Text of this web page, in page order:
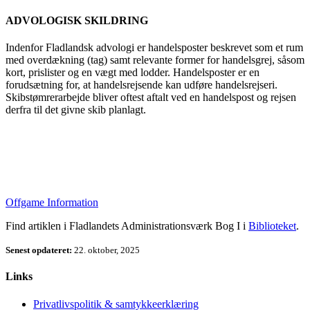
ADVOLOGISK SKILDRING
Indenfor Fladlandsk advologi er handelsposter beskrevet som et rum
med overdækning (tag) samt relevante former for handelsgrej, såsom
kort, prislister og en vægt med lodder. Handelsposter er en
forudsætning for, at handelsrejsende kan udføre handelsrejseri.
Skibstømrerarbejde bliver oftest aftalt ved en handelspost og rejsen
derfra til det givne skib planlagt.
Offgame Information
Find artiklen i Fladlandets Administrationsværk Bog I i Biblioteket.
Senest opdateret: 22. oktober, 2025
Links
Privatlivspolitik & samtykkeerklæring